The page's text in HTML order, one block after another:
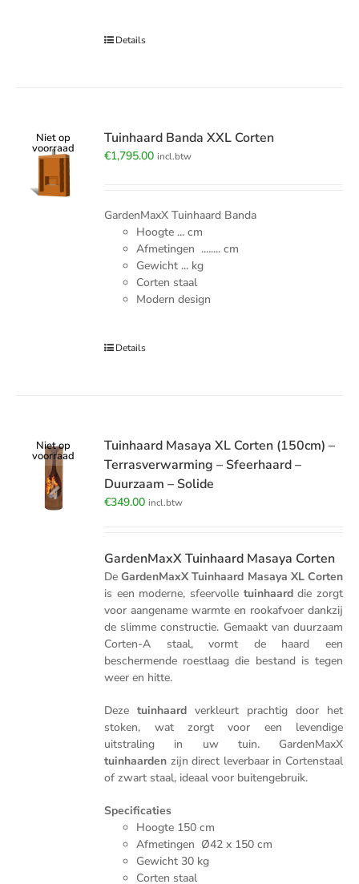
Details
Niet op
voorraad
Tuinhaard Banda XXL Corten
€1,795.00 incl.btw
GardenMaxX Tuinhaard Banda
Hoogte ... cm
Afmetingen ........ cm
Gewicht ... kg
Corten staal
Modern design
Details
Niet op
voorraad
Tuinhaard Masaya XL Corten (150cm) –
Terrasverwarming – Sfeerhaard –
Duurzaam – Solide
€349.00 incl.btw
GardenMaxX Tuinhaard Masaya Corten
DeGardenMaxX Tuinhaard Masaya XL Corten
is een moderne, sfeervolle tuinhaarddie zorgt
voor aangename warmte en rookafvoer dankzij
de slimme constructie. Gemaakt van duurzaam
Corten-A staal, vormt de haard een
beschermende roestlaag die bestand is tegen
weer en hitte.
Dezetuinhaard verkleurt prachtig door het
stoken, wat zorgt voor een levendige
uitstraling in uw tuin. GardenMaxX
tuinhaarden zijn direct leverbaar in Cortenstaal
of zwart staal, ideaal voor buitengebruik.
Specificaties
Hoogte 150 cm
Afmetingen Ø42 x 150 cm
Gewicht 30 kg
Corten staal